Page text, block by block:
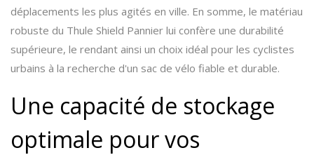
déplacements les plus agités en ville. En somme, le matériau
robuste du Thule Shield Pannier lui confère une durabilité
supérieure, le rendant ainsi un choix idéal pour les cyclistes
urbains à la recherche d'un sac de vélo fiable et durable.
Une capacité de stockage
optimale pour vos